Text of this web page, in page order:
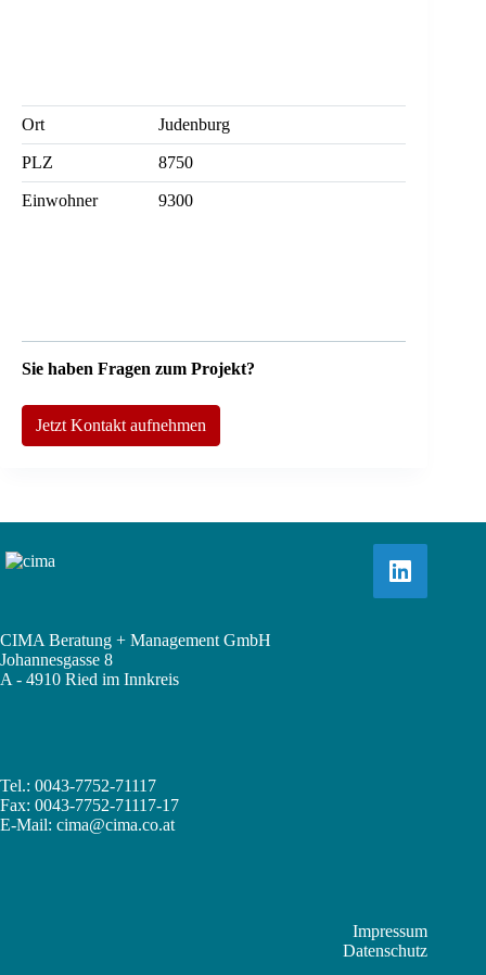
Ort Judenburg
PLZ 8750
Einwohner 9300
Sie haben Fragen zum Projekt?
Jetzt Kontakt aufnehmen
CIMA Beratung + Management GmbH
Johannesgasse 8
A - 4910 Ried im Innkreis
Tel.: 0043-7752-71117
Fax: 0043-7752-71117-17
E-Mail: cima@cima.co.at
Impressum
Datenschutz